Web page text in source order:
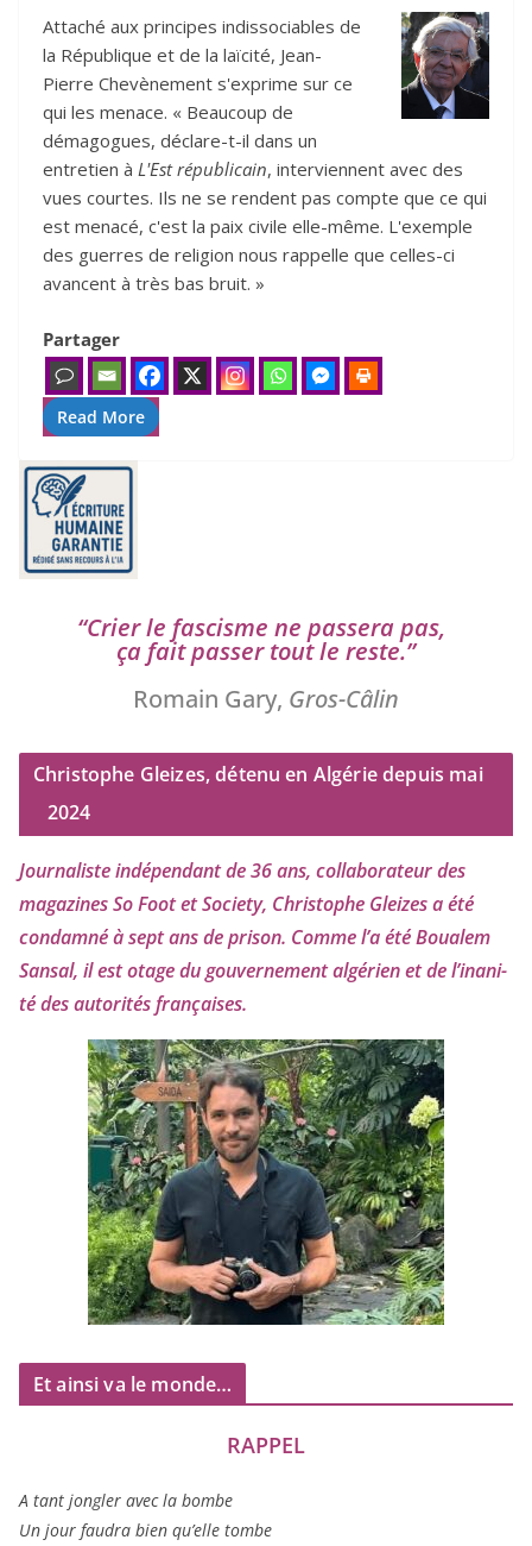
Attaché aux principes indissociables de
la République et de la laïcité, Jean-
Pierre Chevènement s'exprime sur ce
qui les menace. « Beaucoup de
démagogues, déclare-t-il dans un
entretien à L'Est républicain, interviennent avec des
vues courtes. Ils ne se rendent pas compte que ce qui
est menacé, c'est la paix civile elle-même. L'exemple
des guerres de religion nous rappelle que celles-ci
avancent à très bas bruit. »
Partager
Read More
“Crier le fas­cisme ne pas­se­ra pas,
ça fait pas­ser tout le reste.”
Romain Gary, Gros-Câlin
Christophe Gleizes, détenu en Algérie depuis mai
2024
Journaliste indé­pen­dant de36ans, col­la­bo­ra­teur des
maga­zines So Foot et Society, Christophe Gleizesa été
condam­né à sept ans de pri­son. Comme l’a été Boualem
Sansal, il est otage du gou­ver­ne­ment algé­rien et de l’i­na­ni­
té des auto­ri­tés françaises.
Et ainsi va le monde…
RAPPEL
A tant jon­gler avec la bombe
Un jour fau­dra bien qu’elle tombe